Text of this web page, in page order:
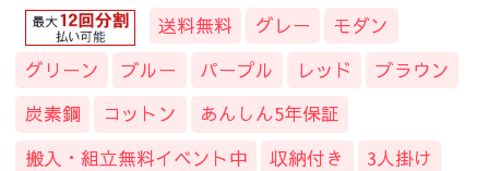
送料無料 グレー
モダン
グリーン
ブルー パープル レッド
ブラウン
炭素鋼
コットン
あんしん5年保証
搬入・組立無料イベント中
収納付き
3人掛け